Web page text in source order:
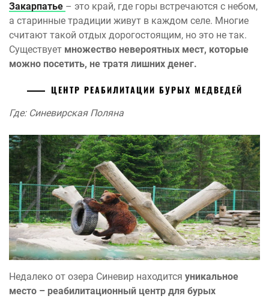
Закарпатье – это край, где горы встречаются с небом,
а старинные традиции живут в каждом селе. Многие
считают такой отдых дорогостоящим, но это не так.
Существует множество невероятных мест, которые
можно посетить, не тратя лишних денег.
ЦЕНТР РЕАБИЛИТАЦИИ БУРЫХ МЕДВЕДЕЙ
Где: Синевирская Поляна
Недалеко от озера Синевир находится уникальное
место – реабилитационный центр для бурых